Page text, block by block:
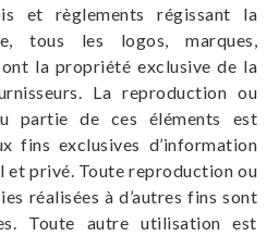
et règlements régissant la
tous les logos, marques,
la propriété exclusive de la
La reproduction ou
partie de ces éléments est
fins exclusives d’information
et privé. Toute reproduction ou
réalisées à d’autres fins sont
Toute autre utilisation est